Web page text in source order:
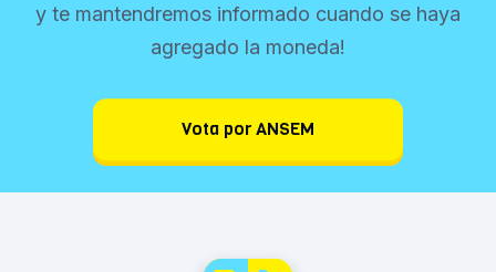
y te mantendremos informado cuando se haya
agregado la moneda!
Vota por ANSEM